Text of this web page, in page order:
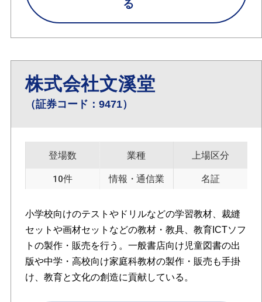
る
株式会社文溪堂
（証券コード：9471）
登場数
10件
業種
情報・通信業
上場区分
名証
小学校向けのテストやドリルなどの学習教材、裁縫
セットや画材セットなどの教材・教具、教育ICTソフ
トの製作・販売を行う。一般書店向け児童図書の出
版や中学・高校向け家庭科教材の製作・販売も手掛
け、教育と文化の創造に貢献している。